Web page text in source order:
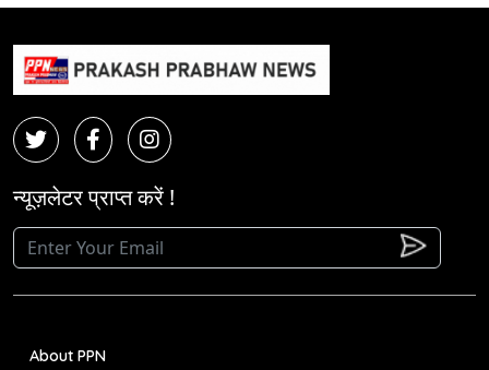
न्यूज़लेटर प्राप्त करें !
About PPN